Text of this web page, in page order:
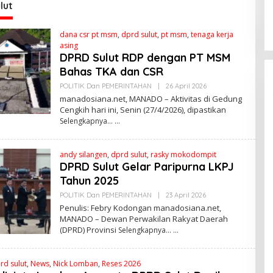
MPR
dan
Desa
| 24 Mei 2026
Kabar Gembira bagi
Guru di Sulut:
Rekrutmen P3K
Disetop, Kini
Dialihkan ke Jalur
Di POLITIK Dan
PEMERINTAHAN
| 24 Mei 2026
Bongkar
dana csr pt msm, dprd sulut, pt msm, tenaga kerja
asing
DPRD Sulut RDP dengan PT MSM
Bahas TKA dan CSR
POLITIK Dan PEMERINTAHAN 26 April 2026O
L
E
H
D
K
S
manadosiana.net, MANADO – Aktivitas di Gedung
Cengkih hari ini, Senin (27/4/2026), dipastikan
Selengkapnya…
andy silangen, dprd sulut, rasky mokodompit
DPRD Sulut Gelar Paripurna LKPJ
Tahun 2025
POLITIK Dan PEMERINTAHAN 23 April 2026O
E
H
D
Penulis: Febry Kodongan manadosiana.net,
MANADO – Dewan Perwakilan Rakyat Daerah
(DPRD) Provinsi Selengkapnya…
sulut, News, Nick Lomban, Reses 2026